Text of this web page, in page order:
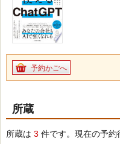
予約かごへ
所蔵
所蔵は 3 件です。現在の予約